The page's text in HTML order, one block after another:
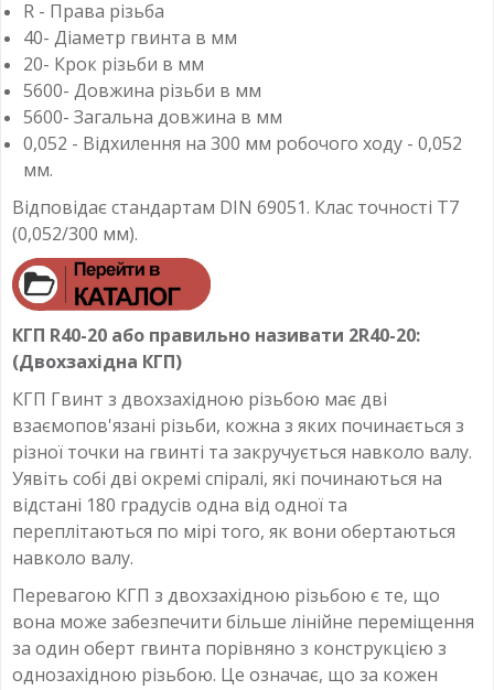
R - Права різьба
40- Діаметр гвинта в мм
20- Крок різьби в мм
5600- Довжина різьби в мм
5600- Загальна довжина в мм
0,052 - Відхилення на 300 мм робочого ходу - 0,052
мм.
Відповідає стандартам DIN 69051. Клас точності T7
(0,052/300 мм).
КГП R40-20 або правильно називати 2R40-20:
(Двохзахідна КГП)
КГП Гвинт з двохзахідною різьбою має дві
взаємопов'язані різьби, кожна з яких починається з
різної точки на гвинті та закручується навколо валу.
Уявіть собі дві окремі спіралі, які починаються на
відстані 180 градусів одна від одної та
переплітаються по мірі того, як вони обертаються
навколо валу.
Перевагою КГП з двохзахідною різьбою є те, що
вона може забезпечити більше лінійне переміщення
за один оберт гвинта порівняно з конструкцією з
однозахідною різьбою. Це означає, що за кожен